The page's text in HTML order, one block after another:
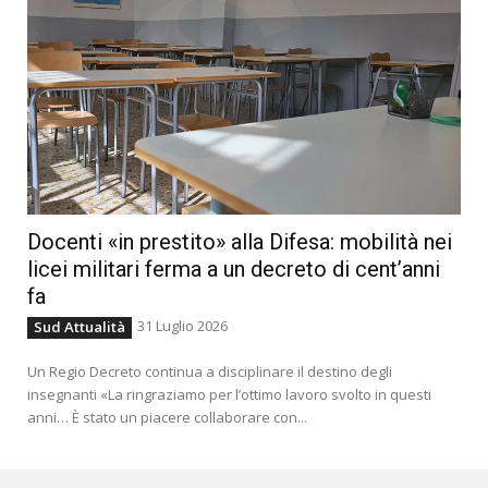
Docenti «in prestito» alla Difesa: mobilità nei
licei militari ferma a un decreto di cent’anni
fa
Sud Attualità 31 Luglio 2026
Un Regio Decreto continua a disciplinare il destino degli
insegnanti «La ringraziamo per l’ottimo lavoro svolto in questi
anni… È stato un piacere collaborare con...